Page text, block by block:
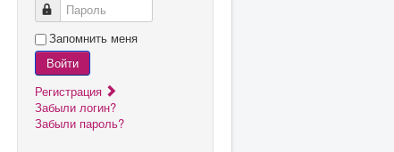
Пароль
Запомнить меня
Войти
Регистрация
Забыли логин?
Забыли пароль?